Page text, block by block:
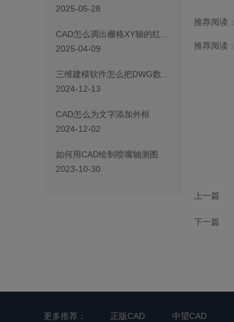
2025-05-28
CAD怎么调出栅格XY轴的红绿线
2025-04-09
三维建模软件怎么把DWG数据图纸导入草图中建模
2024-12-13
CAD怎么为文字添加外框
2024-12-02
如何用CAD绘制喷嘴轴测图
2023-10-30
推荐阅读：
推荐阅读：
上一篇
下一篇
更多推荐： 正版CAD 中望CAD